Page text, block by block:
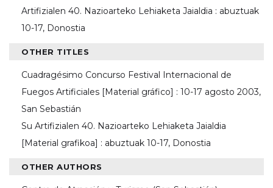
Artifizialen 40. Nazioarteko Lehiaketa Jaialdia : abuztuak
10-17, Donostia
OTHER TITLES
Cuadragésimo Concurso Festival Internacional de
Fuegos Artificiales [Material gráfico] : 10-17 agosto 2003,
San Sebastián
Su Artifizialen 40. Nazioarteko Lehiaketa Jaialdia
[Material grafikoa] : abuztuak 10-17, Donostia
OTHER AUTHORS